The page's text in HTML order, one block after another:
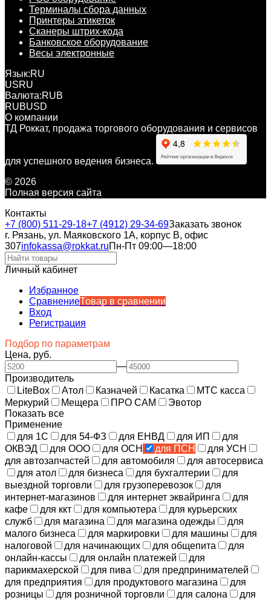
Терминалы сбора данных
Принтеры этикеток
Сканеры штрих-кода
Банковское оборудование
Весы электронные
Язык:RU
USRU
Валюта:RUB
RUBUSD
О компании
ТД Роккат, продажа торгового оборудования и сервисов
для успешного ведения бизнеса.
© 2026
Полная версия сайта
Контакты
+7 (800) 511-29-18+7 (4912) 29-34-69Заказать звонок
г. Рязань, ул. Маяковского 1А, корпус B, офис
307infokassa@rokkat.ruПн-Пт 09:00—18:00
Личный кабинет
Избранное
СравнениеТовар в сравнении
Вход
Регистрация
Подбор по параметрам
Цена, руб.
—
Производитель
LiteBox
Атол Казначей Касатка
МТС касса
Меркурий
Мещера ПРО САМ
Эвотор
Показать все
Применение
для 1С
для 54-ФЗ для ЕНВД для ИП
для
ОКВЭД
для ООО для ОСН для ПСН
для УСН
для автозапчастей
для автомобиля
для автосервиса
для атол
для бизнеса для бухгалтерии
для
выездной торговли
для грузоперевозок
для
интернет-магазинов
для интернет эквайринга
для
кафе
для ккт для компьютера
для курьерских
служб
для магазина для магазина одежды
для
малого бизнеса
для маркировки для машины
для
налоговой
для начинающих для общепита
для
онлайн-кассы
для онлайн платежей
для
парикмахерской
для пива
для предпринимателей
для предприятия
для продуктового магазина
для
розницы
для розничной торговли для салона
для